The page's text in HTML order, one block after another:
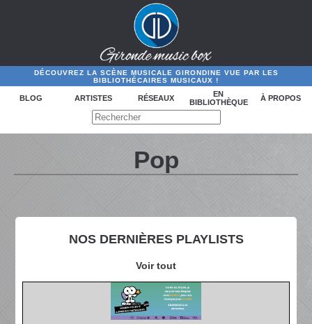
DÉCOUVREZ LA SCÈNE MUSICALE GIRONDINE VUE PAR LES
BIBLIOTHÉCAIRES MUSICAUX !
BLOG ARTISTES RÉSEAUX
EN
BIBLIOTHÈQUE
À PROPOS
NOS DERNIÈRES PLAYLISTS
Voir tout
Pop